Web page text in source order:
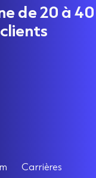
de 20 à 40
Carrières